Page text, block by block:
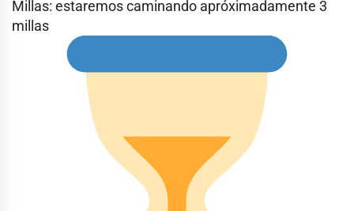
Millas: estaremos caminando apróximadamente 3
millas